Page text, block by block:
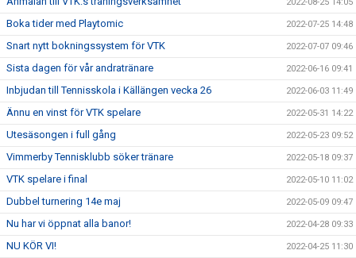
Boka tider med Playtomic 2022-07-25 14:48
Snart nytt bokningssystem för VTK 2022-07-07 09:46
Sista dagen för vår andratränare 2022-06-16 09:41
Inbjudan till Tennisskola i Källängen vecka 26 2022-06-03 11:49
Ännu en vinst för VTK spelare 2022-05-31 14:22
Utesäsongen i full gång 2022-05-23 09:52
Vimmerby Tennisklubb söker tränare 2022-05-18 09:37
VTK spelare i final 2022-05-10 11:02
Dubbel turnering 14e maj 2022-05-09 09:47
Nu har vi öppnat alla banor! 2022-04-28 09:33
NU KÖR VI! 2022-04-25 11:30